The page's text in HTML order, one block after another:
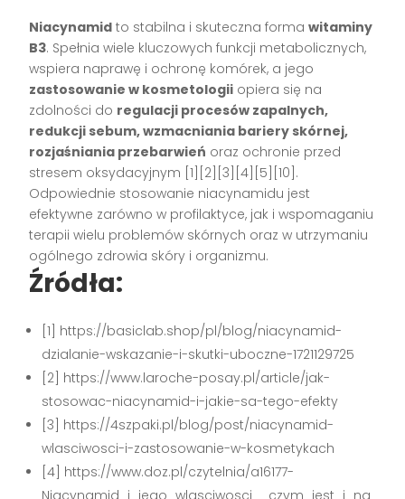
Niacynamid to stabilna i skuteczna formawitaminy
B3. Spełnia wiele kluczowych funkcji metabolicznych,
wspiera naprawę i ochronę komórek, a jego
zastosowanie w kosmetologii opiera się na
zdolności do regulacji procesów zapalnych,
redukcji sebum, wzmacniania bariery skórnej,
rozjaśniania przebarwień oraz ochronie przed
stresem oksydacyjnym [1][2][3][4][5][10].
Odpowiednie stosowanie niacynamidu jest
efektywne zarówno w profilaktyce, jak i wspomaganiu
terapii wielu problemów skórnych oraz w utrzymaniu
ogólnego zdrowia skóry i organizmu.
Źródła:
[1] https://basiclab.shop/pl/blog/niacynamid-
dzialanie-wskazanie-i-skutki-uboczne-1721129725
[2] https://www.laroche-posay.pl/article/jak-
stosowac-niacynamid-i-jakie-sa-tego-efekty
[3] https://4szpaki.pl/blog/post/niacynamid-
wlasciwosci-i-zastosowanie-w-kosmetykach
[4] https://www.doz.pl/czytelnia/a16177-
Niacynamid_i_jego_wlasciwosci__czym_jest_i_na